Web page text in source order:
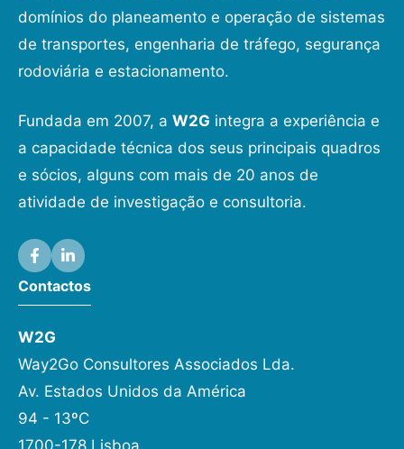
domínios do planeamento e operação de sistemas
de transportes, engenharia de tráfego, segurança
rodoviária e estacionamento.
Fundada em 2007, a W2G integra a experiência e
a capacidade técnica dos seus principais quadros
e sócios, alguns com mais de 20 anos de
atividade de investigação e consultoria.
Contactos
W2G
Way2Go Consultores Associados Lda.
Av. Estados Unidos da América
94 - 13ºC
1700-178 Lisboa